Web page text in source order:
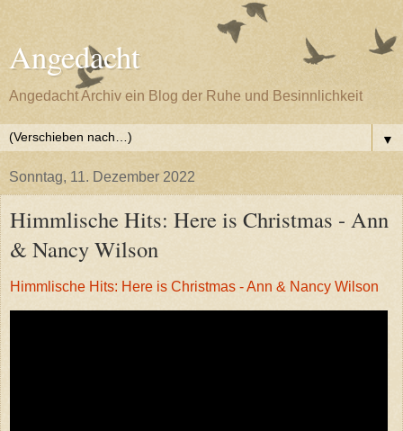
Angedacht
Angedacht Archiv ein Blog der Ruhe und Besinnlichkeit
▼
Sonntag, 11. Dezember 2022
Himmlische Hits: Here is Christmas - Ann
& Nancy Wilson
Himmlische Hits: Here is Christmas - Ann & Nancy Wilson